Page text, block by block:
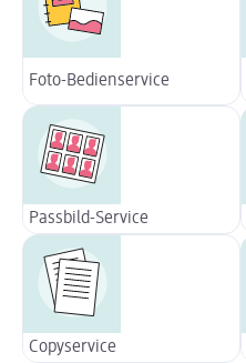
Foto-Bedienservice
Passbild-Service
Copyservice